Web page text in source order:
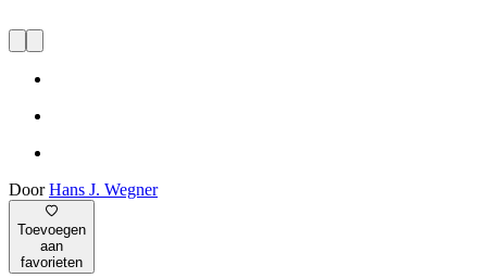
DoorHans J. Wegner
Toevoegen
aan
favorieten